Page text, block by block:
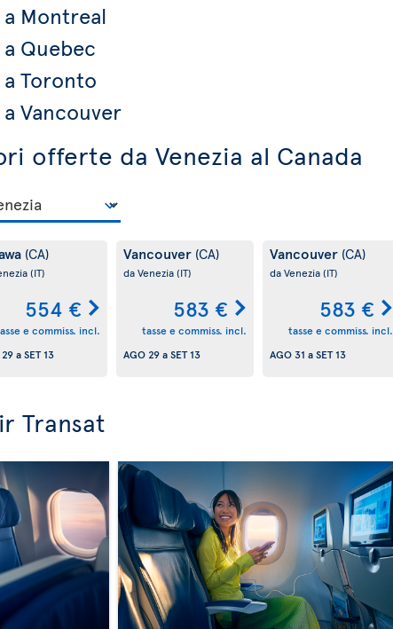
a Montreal
Quebec
a Toronto
Vancouver
offerte da Venezia al Canada
(CA)
(IT)
554 €
e commiss. incl.
aSET 13
Vancouver (CA)
da Venezia(IT)
583 €
tasse e commiss. incl.
AGO 29aSET 13
Vancouver (CA)
da Venezia(IT)
583 €
tasse e commiss. incl.
AGO 31 aSET 13
Transat